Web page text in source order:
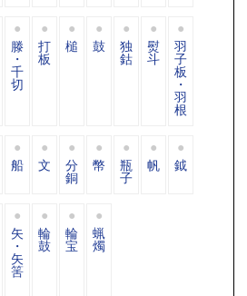
滕
・
千
切
打
板
槌 鼓 独
鈷
熨
斗
羽
子
板
・
羽
根
船 文 分
銅
幣 瓶
子
帆 鉞
矢
・
矢
筈
輪
鼓
輪
宝
蝋
燭